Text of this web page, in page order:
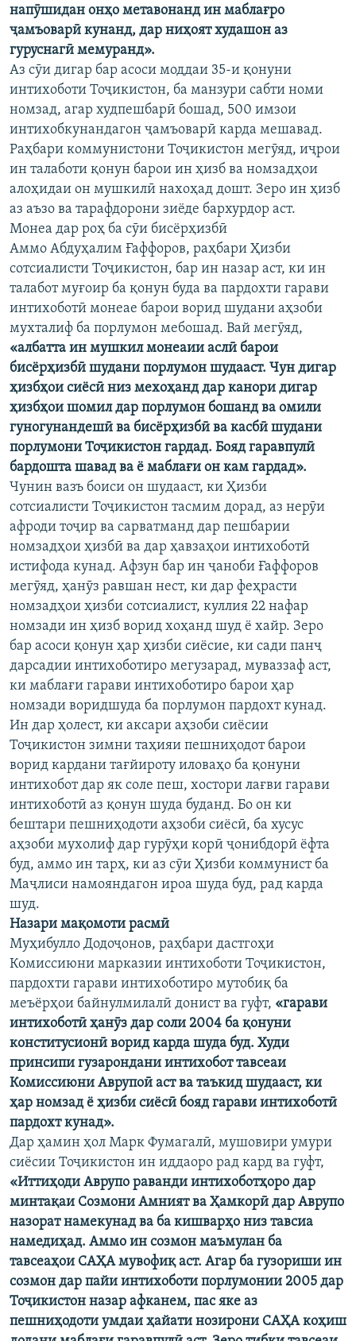
напӯшидан онҳо метавонанд ин маблағро
ҷамъоварӣ кунанд, дар ниҳоят худашон аз
гуруснагӣ мемуранд».
Аз сӯи дигар бар асоси моддаи 35-и қонуни
интихоботи Тоҷикистон, ба манзури сабти номи
номзад, агар худпешбарӣ бошад, 500 имзои
интихобкунандагон ҷамъоварӣ карда мешавад.
Раҳбари коммунистони Тоҷикистон мегӯяд, иҷрои
ин талаботи қонун барои ин ҳизб ва номзадҳои
алоҳидаи он мушкилӣ нахоҳад дошт. Зеро ин ҳизб
аз аъзо ва тарафдорони зиёде бархурдор аст.
Монеа дар роҳ ба сӯи бисёрҳизбӣ
Аммо Абдуҳалим Ғаффоров, раҳбари Ҳизби
сотсиалисти Тоҷикистон, бар ин назар аст, ки ин
талабот муғоир ба қонун буда ва пардохти гарави
интихоботӣ монеае барои ворид шудани аҳзоби
мухталиф ба порлумон мебошад. Вай мегӯяд,
«албатта ин мушкил монеаии аслӣ барои
бисёрҳизбӣ шудани порлумон шудааст. Чун дигар
ҳизбҳои сиёсӣ низ мехоҳанд дар канори дигар
ҳизбҳои шомил дар порлумон бошанд ва омили
гуногунандешӣ ва бисёрҳизбӣ ва касбӣ шудани
порлумони Тоҷикистон гардад. Бояд гаравпулӣ
бардошта шавад ва ё маблағи он кам гардад».
Чунин вазъ боиси он шудааст, ки Ҳизби
сотсиалисти Тоҷикистон тасмим дорад, аз нерӯи
афроди тоҷир ва сарватманд дар пешбарии
номзадҳои ҳизбӣ ва дар ҳавзаҳои интихоботӣ
истифода кунад. Афзун бар ин ҷаноби Ғаффоров
мегӯяд, ҳанӯз равшан нест, ки дар феҳрасти
номзадҳои ҳизби сотсиалист, куллия 22 нафар
номзади ин ҳизб ворид хоҳанд шуд ё хайр. Зеро
бар асоси қонун ҳар ҳизби сиёсие, ки сади панҷ
дарсадии интихоботиро мегузарад, муваззаф аст,
ки маблағи гарави интихоботиро барои ҳар
номзади воридшуда ба порлумон пардохт кунад.
Ин дар ҳолест, ки аксари аҳзоби сиёсии
Тоҷикистон зимни таҳияи пешниҳодот барои
ворид кардани тағйироту иловаҳо ба қонуни
интихобот дар як соле пеш, хостори лағви гарави
интихоботӣ аз қонун шуда буданд. Бо он ки
бештари пешниҳодоти аҳзоби сиёсӣ, ба хусус
аҳзоби мухолиф дар гурӯҳи корӣ ҷонибдорӣ ёфта
буд, аммо ин тарҳ, ки аз сӯи Ҳизби коммунист ба
Маҷлиси намояндагон ироа шуда буд, рад карда
шуд.
Назари мақомоти расмӣ
Муҳибулло Додоҷонов, раҳбари дастгоҳи
Комиссиюни марказии интихоботи Тоҷикистон,
пардохти гарави интихоботиро мутобиқ ба
меъёрҳои байнулмилалӣ донист ва гуфт, «гарави
интихоботӣ ҳанӯз дар соли 2004 ба қонуни
конститусионӣ ворид карда шуда буд. Худи
принсипи гузарондани интихобот тавсеаи
Комиссиюни Аврупоӣ аст ва таъкид шудааст, ки
ҳар номзад ё ҳизби сиёсӣ бояд гарави интихоботӣ
пардохт кунад».
Дар ҳамин ҳол Марк Фумагалӣ, мушовири умури
сиёсии Тоҷикистон ин иддаоро рад кард ва гуфт,
«Иттиҳоди Аврупо раванди интихоботҳоро дар
минтақаи Созмони Амният ва Ҳамкорӣ дар Аврупо
назорат намекунад ва ба кишварҳо низ тавсиа
намедиҳад. Аммо ин созмон маъмулан ба
тавсеаҳои САҲА мувофиқ аст. Агар ба гузориши ин
созмон дар пайи интихоботи порлумонии 2005 дар
Тоҷикистон назар афканем, пас яке аз
пешниҳодоти умдаи ҳайати нозирони САҲА коҳиш